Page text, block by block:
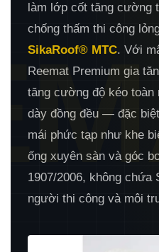
làm lớp cốt tăng cường
chống thấm thi công
SikaRoof® MTC. Với
Reemat Premium gia
tăng cường độ kéo toàn
dày đồng đều — đặc
mái phức tạp như khe
ống xuyên sàn và góc
1907/2006, không chứa
người thi công và môi